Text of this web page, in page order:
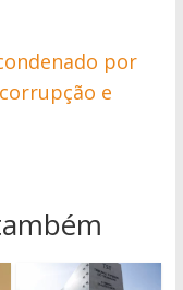
por
e